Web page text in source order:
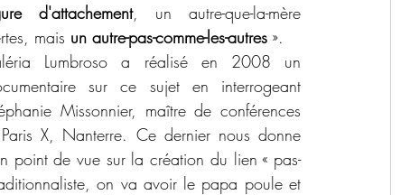
d'attachement, un autre-que-la-mère
mais un autre-pas-comme-les-autres ».
Lumbroso a réalisé en 2008 un
sur ce sujet en interrogeant
Missonnier, maître de conférences
X, Nanterre. Ce dernier nous donne
point de vue sur la création du lien « pas-
on va avoir le papa poule et